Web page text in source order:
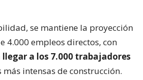
se mantiene la proyección
4.000 empleos directos, con
a los 7.000 trabajadores
intensas de construcción.